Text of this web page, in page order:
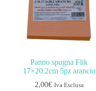
Panno spugna Flik
17×20.2cm 5pz arancio
2,00€ Iva Esclusa